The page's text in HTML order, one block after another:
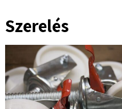
Szerelés